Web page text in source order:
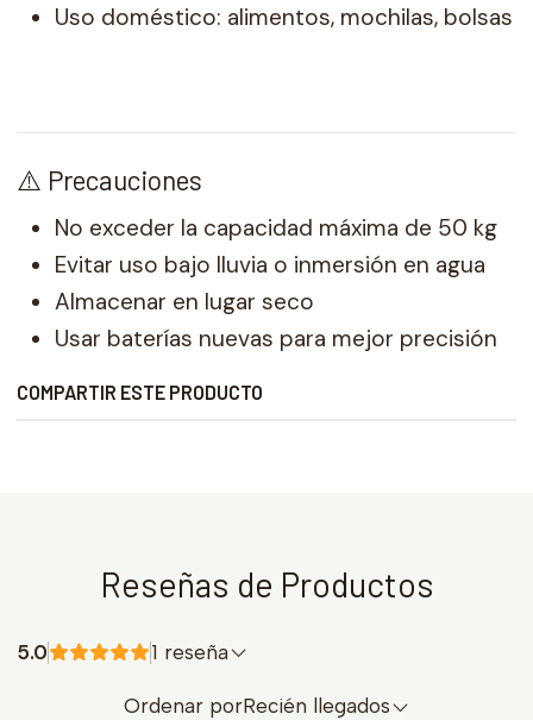
Uso doméstico: alimentos, mochilas, bolsas
⚠️ Precauciones
No exceder la capacidad máxima de 50 kg
Evitar uso bajo lluvia o inmersión en agua
Almacenar en lugar seco
Usar baterías nuevas para mejor precisión
COMPARTIR ESTE PRODUCTO
Reseñas de Productos
5.0 1 reseña
Ordenar porRecién llegados